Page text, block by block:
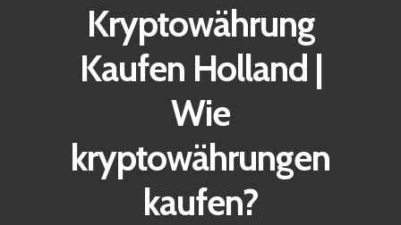
Kryptowährung
Kaufen Holland |
Wie
kryptowährungen
kaufen?